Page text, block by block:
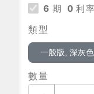
6 期 0 利
類型
一般版, 深灰色
數量